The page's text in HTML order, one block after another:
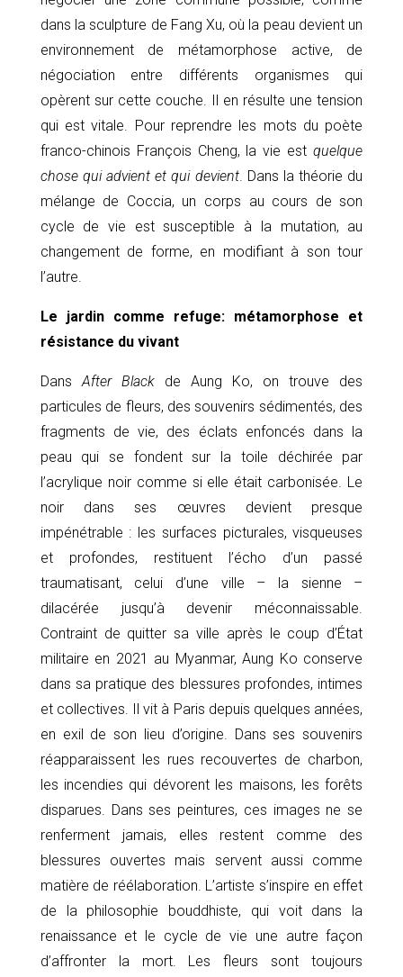
dans la sculpture de Fang Xu, où la peau devient un
environnement de métamorphose active, de
négociation entre différents organismes qui
opèrent sur cette couche. Il en résulte une tension
qui est vitale. Pour reprendre les mots du poète
franco-chinois François Cheng, la vie estquelque
chose qui advient et qui devient. Dans la théorie du
mélange de Coccia, un corps au cours de son
cycle de vie est susceptible à la mutation, au
changement de forme, en modifiant à son tour
l’autre.
Le jardin comme refuge: métamorphose et
résistance du vivant
DansAfter Black
de Aung Ko, on trouve des
particules de fleurs, des souvenirs sédimentés, des
fragments de vie, des éclats enfoncés dans la
peau qui se fondent sur la toile déchirée par
l’acrylique noir comme si elle était carbonisée. Le
noir dans ses œuvres devient presque
impénétrable : les surfaces picturales, visqueuses
et profondes, restituent l’écho d’un passé
traumatisant, celui d’une ville – la sienne –
dilacérée jusqu’à devenir méconnaissable.
Contraint de quitter sa ville après le coup d’État
militaire en 2021 au Myanmar, Aung Ko conserve
dans sa pratique des blessures profondes, intimes
et collectives. Il vit à Paris depuis quelques années,
en exil de son lieu d’origine. Dans ses souvenirs
réapparaissent les rues recouvertes de charbon,
les incendies qui dévorent les maisons, les forêts
disparues. Dans ses peintures, ces images ne se
renferment jamais, elles restent comme des
blessures ouvertes mais servent aussi comme
matière de réélaboration. L’artiste s’inspire en effet
de la philosophie bouddhiste, qui voit dans la
renaissance et le cycle de vie une autre façon
d’affronter la mort. Les fleurs sont toujours